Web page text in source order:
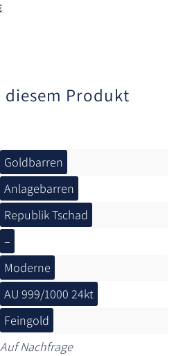
diesem Produkt
Goldbarren
Anlagebarren
Republik Tschad
–
Moderne
AU 999/1000 24kt
Feingold
Auf Nachfrage